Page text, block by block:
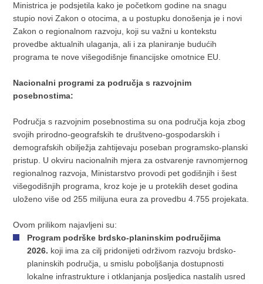
Ministrica je podsjetila kako je početkom godine na snagu
stupio novi Zakon o otocima, a u postupku donošenja je i novi
Zakon o regionalnom razvoju, koji su važni u kontekstu
provedbe aktualnih ulaganja, ali i za planiranje budućih
programa te nove višegodišnje financijske omotnice EU.
Nacionalni programi za područja s razvojnim
posebnostima:
Područja s razvojnim posebnostima su ona područja koja zbog
svojih prirodno-geografskih te društveno-gospodarskih i
demografskih obilježja zahtijevaju poseban programsko-planski
pristup. U okviru nacionalnih mjera za ostvarenje ravnomjernog
regionalnog razvoja, Ministarstvo provodi pet godišnjih i šest
višegodišnjih programa, kroz koje je u proteklih deset godina
uloženo više od 255 milijuna eura za provedbu 4.755 projekata.
Ovom prilikom najavljeni su:
Program podrške brdsko-planinskim područjima
2026. koji ima za cilj pridonijeti održivom razvoju brdsko-
planinskih područja, u smislu poboljšanja dostupnosti
lokalne infrastrukture i otklanjanja posljedica nastalih usred